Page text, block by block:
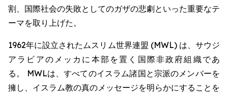
割、国際社会の失敗としてのガザの悲劇といった重要なテ
ーマを取り上げた。
1962年に設立されたムスリム世界連盟 (MWL) は、サウジ
アラビアのメッカに本部を置く国際非政府組織であ
る。 MWLは、すべてのイスラム諸国と宗派のメンバーを
擁し、イスラム教の真のメッセージを明らかにすることを